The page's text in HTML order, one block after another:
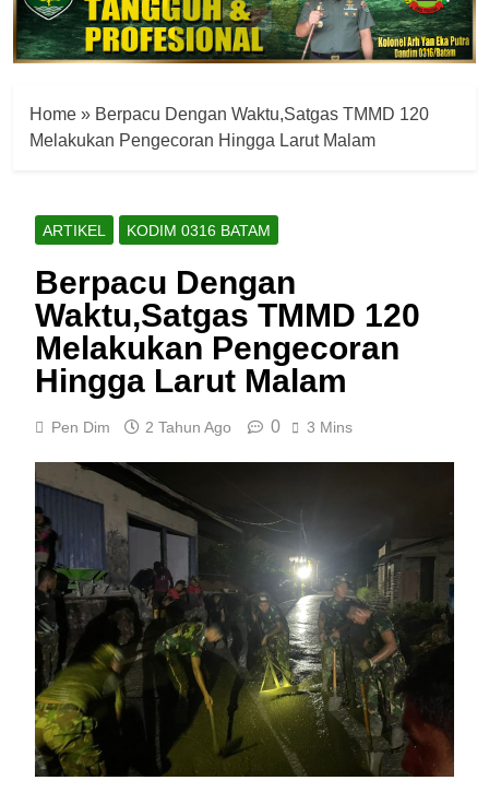
Home » Berpacu Dengan Waktu,Satgas TMMD 120
Melakukan Pengecoran Hingga Larut Malam
ARTIKEL KODIM 0316 BATAM
Berpacu Dengan
Waktu,Satgas TMMD 120
Melakukan Pengecoran
Hingga Larut Malam
Pen Dim 2 Tahun Ago 0 3 Mins